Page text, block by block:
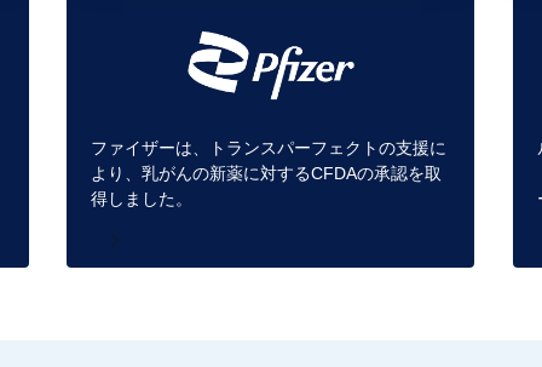
ファイザーは、トランスパーフェクトの支援に
より、乳がんの新薬に対するCFDAの承認を取
得しました。